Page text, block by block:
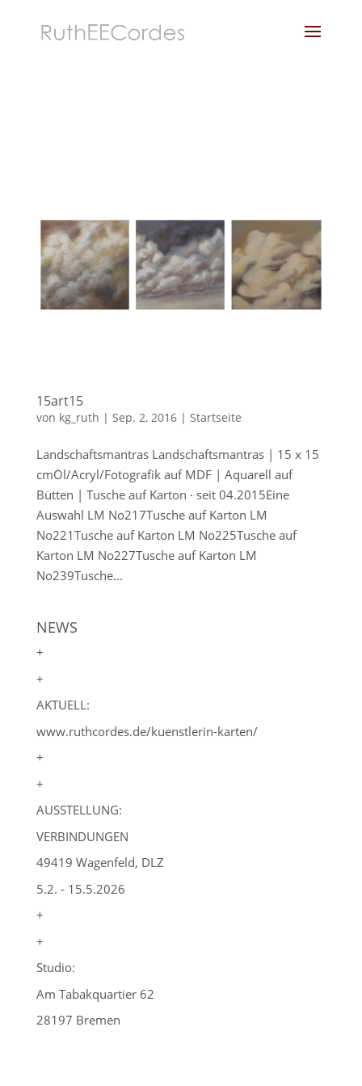
15art15
von kg_ruth | Sep. 2, 2016| Startseite
Landschaftsmantras Landschaftsmantras | 15 x 15
cmÖl/Acryl/Fotografik auf MDF | Aquarell auf
Bütten | Tusche auf Karton · seit 04.2015Eine
Auswahl LM No217Tusche auf Karton LM
No221Tusche auf Karton LM No225Tusche auf
Karton LM No227Tusche auf Karton LM
No239Tusche...
NEWS
+
+
AKTUELL:
www.ruthcordes.de/kuenstlerin-karten/
+
+
AUSSTELLUNG:
VERBINDUNGEN
49419 Wagenfeld, DLZ
5.2. - 15.5.2026
+
+
Studio:
Am Tabakquartier 62
28197 Bremen